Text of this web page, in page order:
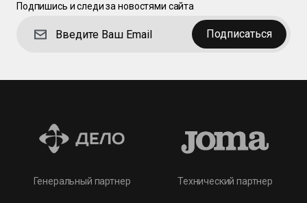
Подпишись и следи за новостями сайта
Подписаться
Генеральный партнер Технический партнер